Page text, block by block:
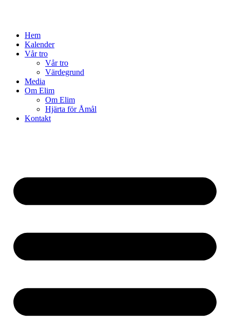
Hem
Kalender
Vår tro
Vår tro
Värdegrund
Media
Om Elim
Om Elim
Hjärta för Åmål
Kontakt